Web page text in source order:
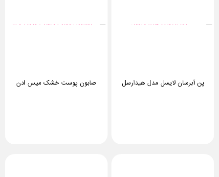
پن آبرسان لایسل مدل هیدارسل صابون پوست خشک میس ادن